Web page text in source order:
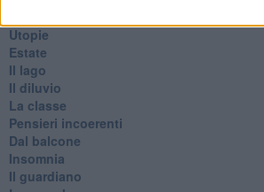
Utopie
Estate
Il lago
Il diluvio
La classe
Pensieri incoerenti
Dal balcone
Insomnia
Il guardiano